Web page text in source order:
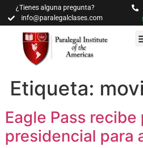
¿Tienes alguna pregunta?
info@paralegalclases.com
Etiqueta:
Eagle Pass recibe
presidencial para